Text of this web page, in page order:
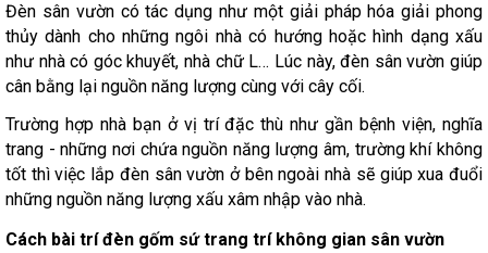
Đèn sân vườn có tác dụng như một giải pháp hóa giải phong
thủy dành cho những ngôi nhà có hướng hoặc hình dạng xấu
như nhà có góc khuyết, nhà chữ L… Lúc này, đèn sân vườn giúp
cân bằng lại nguồn năng lượng cùng với cây cối.
Trường hợp nhà bạn ở vị trí đặc thù như gần bệnh viện, nghĩa
trang - những nơi chứa nguồn năng lượng âm, trường khí không
tốt thì việc lắp đèn sân vườn ở bên ngoài nhà sẽ giúp xua đuổi
những nguồn năng lượng xấu xâm nhập vào nhà.
Cách bài trí đèn gốm sứ trang trí không gian sân vườn